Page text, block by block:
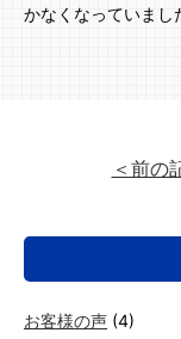
かなくなっていまし
＜前の
お客様の声 (4)